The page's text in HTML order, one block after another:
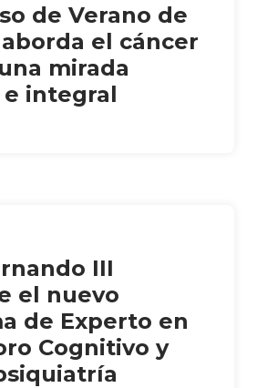
de Verano de
aborda el cáncer
mirada
integral
III
el nuevo
de Experto en
Cognitivo y